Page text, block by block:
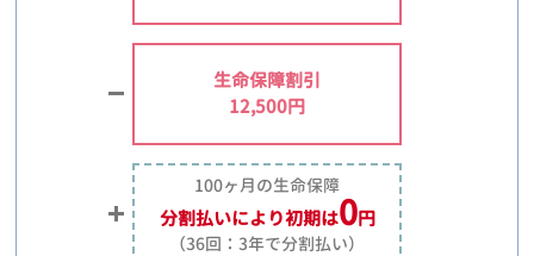
生命保障割引
12,500円
100ヶ月の生命保障
分割払いにより初期は0円
（36回：3年で分割払い）